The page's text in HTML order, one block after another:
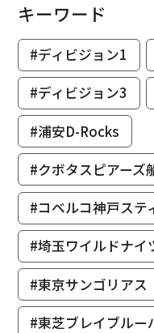
キーワード
#ディビジョン1
#ディビジョン3
#浦安D-Rocks
#クボタスピアーズ
#コベルコ神戸ステ
#埼玉ワイルドナイ
#東京サンゴリアス
#東芝ブレイブルー